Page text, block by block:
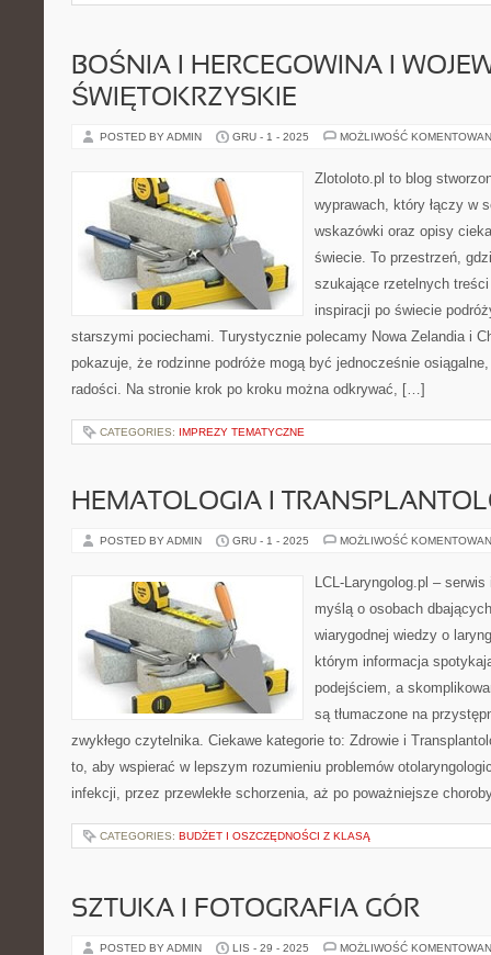
BOŚNIA I HERCEGOWINA I
ŚWIĘTOKRZYSKIE
POSTED BY ADMIN GRU - 1 - 2025 MOŻLIWOŚĆ
Zlotoloto.pl to blog
wyprawach, który łączy w
wskazówki oraz opisy
świecie. To przestrzeń,
szukające rzetelnych treści
inspiracji po świecie
starszymi pociechami. Turystycznie polecamy Nowa Zelandia i
pokazuje, że rodzinne podróże mogą być jednocześnie osiągalne,
radości. Na stronie krok po kroku można odkrywać, […]
CATEGORIES: IMPREZY TEMATYCZNE
HEMATOLOGIA I
POSTED BY ADMIN GRU - 1 - 2025 MOŻLIWOŚĆ
LCL-Laryngolog.pl –
myślą o osobach
wiarygodnej wiedzy o
którym informacja
podejściem, a
są tłumaczone na
zwykłego czytelnika. Ciekawe kategorie to: Zdrowie i
to, aby wspierać w lepszym rozumieniu problemów
infekcji, przez przewlekłe schorzenia, aż po poważniejsze
CATEGORIES: BUDŻET I OSZCZĘDNOŚCI Z KLASĄ
SZTUKA I FOTOGRAFIA GÓR
POSTED BY ADMIN LIS - 29 - 2025 MOŻLIWOŚĆ